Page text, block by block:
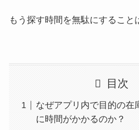
もう探す時間を無駄にすること
目次
なぜアプリ内で目的の在
に時間がかかるのか？